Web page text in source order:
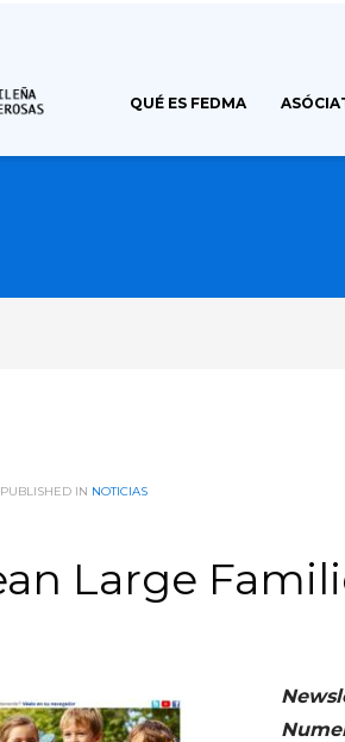
QUÉ ES FEDMA
PUBLISHED IN NOTICIAS
Large